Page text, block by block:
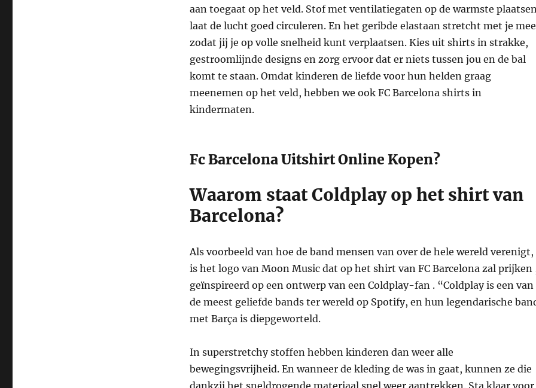
aan toegaat op het veld. Stof met ventilatiegaten op de warmste
laat de lucht goed circuleren. En het geribde elastaan stretcht met je
zodat jij je op volle snelheid kunt verplaatsen. Kies uit shirts in strakke,
gestroomlijnde designs en zorg ervoor dat er niets tussen jou en de bal
komt te staan. Omdat kinderen de liefde voor hun helden graag
meenemen op het veld, hebben we ook FC Barcelona shirts in
kindermaten.
Fc Barcelona Uitshirt Online Kopen?
Waarom staat Coldplay op het shirt van
Barcelona?
Als voorbeeld van hoe de band mensen van over de hele wereld verenigt,
is het logo van Moon Music dat op het shirt van FC Barcelona zal prijken
geïnspireerd op een ontwerp van een Coldplay-fan . “Coldplay is een van
de meest geliefde bands ter wereld op Spotify, en hun legendarische
met Barça is diepgeworteld.
In superstretchy stoffen hebben kinderen dan weer alle
bewegingsvrijheid. En wanneer de kleding de was in gaat, kunnen ze die
dankzij het sneldrogende materiaal snel weer aantrekken. Sta klaar voor